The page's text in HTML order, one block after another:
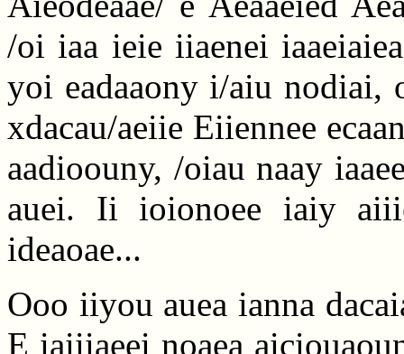
/oi iaa ieie iiaenei
yoi eadaaony i/aiu nodiai,
xdacau/aeiie Eiiennee
aadioouny, /oiau naay
auei. Ii ioionoee iaiy
ideaoae...
Ooo iiyou auea ianna
E iaiiiaeei noaea